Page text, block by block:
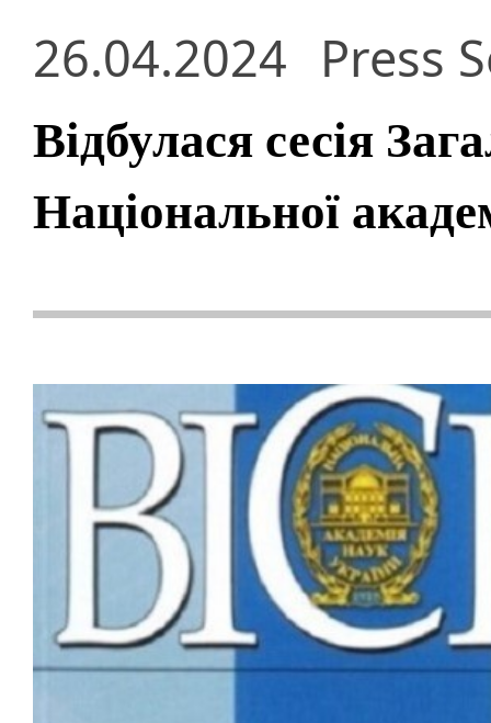
26.04.2024 Press
Відбулася сесія
Національної